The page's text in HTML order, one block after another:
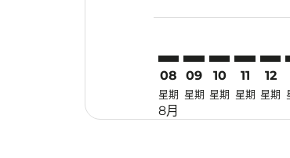
08
星期
8月
09
星期
10
星期
11
星期
12
星期